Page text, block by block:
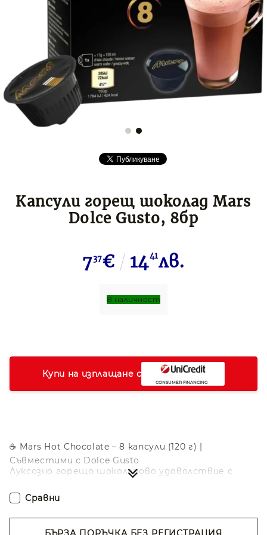
Капсули горещ шоколад Mars
Dolce Gusto, 8бр
737€ 1441лв.
В наличност
☕ Mars Hot Chocolate – 8 капсули (120 г) |
Съвместими с Dolce Gusto
Луксозно горещо шоколадово удоволствие с
Интензивен, кремообразен и наситен като
създават изключително вкусна чашка, изпълнена
с нотки на карамел, какао и гладък млечен крем.
Купи на изплащане с
Сравни